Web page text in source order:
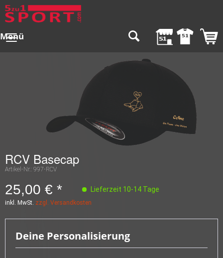
Menü
RCV Basecap
Artikel-Nr.: 997-RCV
25,00 € * Lieferzeit 10-14 Tage
inkl. MwSt. zzgl. Versandkosten
Deine Personalisierung